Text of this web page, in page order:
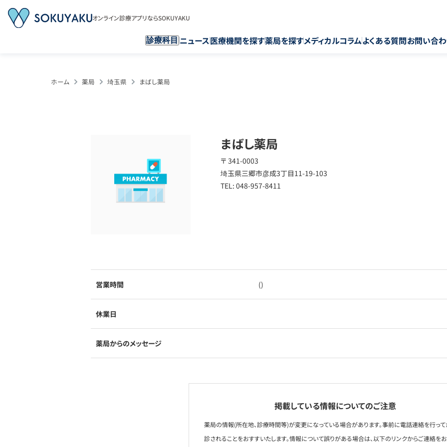
オンライン診療アプリならSOKUYAKU
診療科目 ニュース医療機関を探す薬局を探すメディカルコラムよくある質問お問い合
ホーム 薬局 埼玉県 まばし薬局
まばし薬局
〒 341-0003
埼玉県三郷市彦成3丁目11-19-103
TEL: 048-957-8411
営業時間 ()
休業日
薬局からのメッセージ
掲載している情報についてのご注意
薬局の情報(所在地、診療時間等)が変更になっている場合があります。事前に電話連絡を行っ
診されることをおすすいたします。情報について誤りがある場合は、以下のリンクからご連絡を